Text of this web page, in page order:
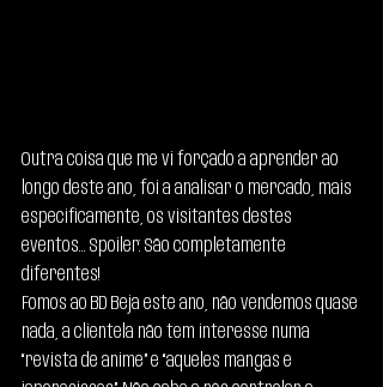
Outra coisa que me vi forçado a aprender ao
longo deste ano, foi a analisar o mercado, mais
especificamente, os visitantes destes
eventos… Spoiler: São completamente
diferentes!
Fomos ao BD Beja este ano, não vendemos quase
nada, a clientela não tem interesse numa
“revista de anime” e “aqueles mangas e